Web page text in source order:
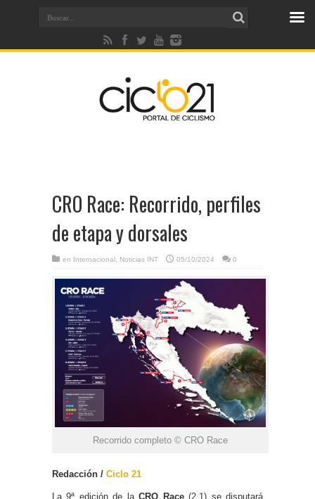
CRO Race: Recorrido, perfiles
de etapa y dorsales
en Internacional Noticias INT 05/10/2024 0
Recorrido completo © CRO Race
Redacción / Ciclo 21
La 9ª edición de laCRO Race(2.1) se disputará